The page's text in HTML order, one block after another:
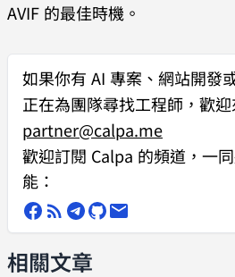
AVIF 的最佳時機。
如果你有 AI 專案、網站開發
正在為團隊尋找工程師，歡迎
partner@calpa.me
歡迎訂閱 Calpa 的頻道，一
能：
相關文章